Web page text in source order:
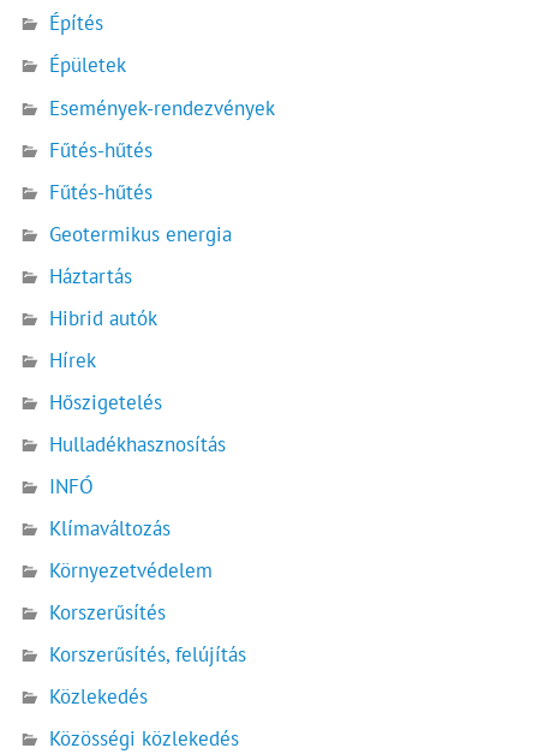
Építés
Épületek
Események-rendezvények
Fűtés-hűtés
Fűtés-hűtés
Geotermikus energia
Háztartás
Hibrid autók
Hírek
Hőszigetelés
Hulladékhasznosítás
INFÓ
Klímaváltozás
Környezetvédelem
Korszerűsítés
Korszerűsítés, felújítás
Közlekedés
Közösségi közlekedés